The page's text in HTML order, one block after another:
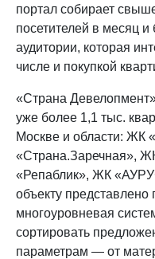
портал собирает
посетителей в месяц
аудитории, которая
числе и покупкой
«Страна
уже более 1,1 тыс.
Москве и области: ЖК
«Страна.Заречная»,
«Репаблик», ЖК
объекту
многоуровневая
сортировать
параметрам — от